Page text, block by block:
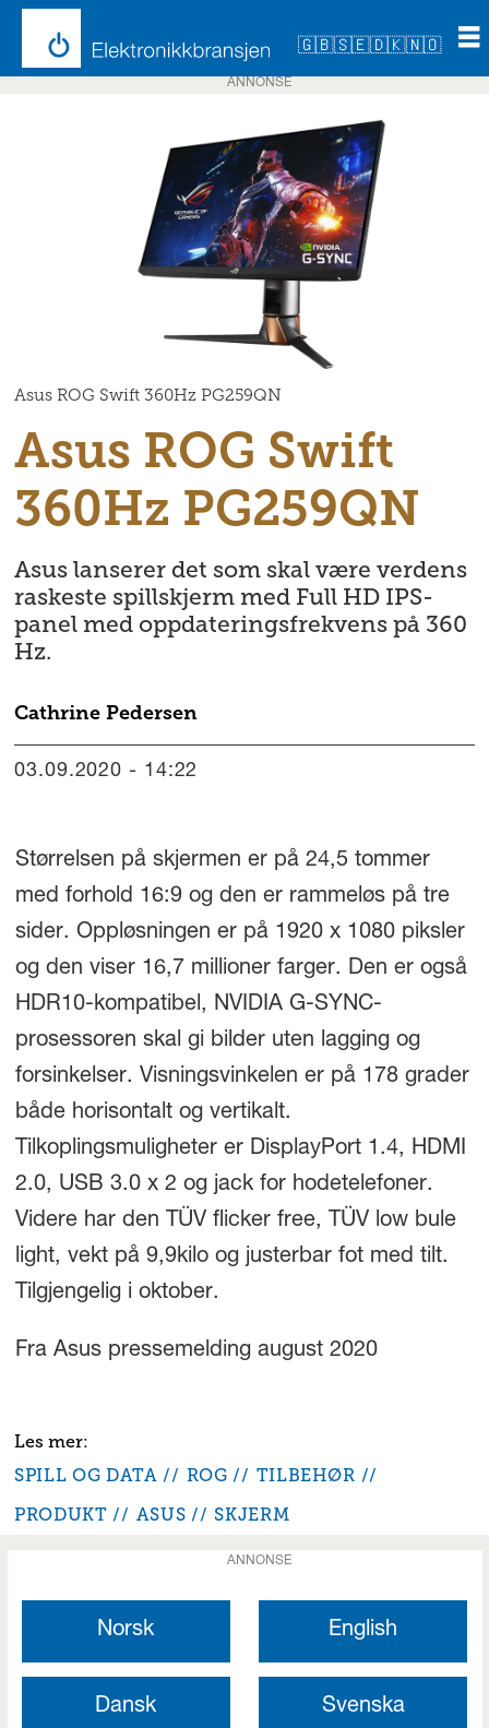
🇬🇧🇸🇪🇩🇰🇳🇴
ANNONSE
Asus ROG Swift 360Hz PG259QN
Asus ROG Swift
360Hz PG259QN
Asus lanserer det som skal være verdens
raskeste spillskjerm med Full HD IPS-
panel med oppdateringsfrekvens på 360
Hz.
Cathrine Pedersen
03.09.2020 - 14:22
Størrelsen på skjermen er på 24,5 tommer
med forhold 16:9 og den er rammeløs på tre
sider. Oppløsningen er på 1920 x 1080 piksler
og den viser 16,7 millioner farger. Den er også
HDR10-kompatibel, NVIDIA G-SYNC-
prosessoren skal gi bilder uten lagging og
forsinkelser. Visningsvinkelen er på 178 grader
både horisontalt og vertikalt.
Tilkoplingsmuligheter er DisplayPort 1.4, HDMI
2.0, USB 3.0 x 2 og jack for hodetelefoner.
Videre har den TÜV flicker free, TÜV low bule
light, vekt på 9,9kilo og justerbar fot med tilt.
Tilgjengelig i oktober.
Fra Asus pressemelding august 2020
SPILL OG DATA ROG
TILBEHØR
PRODUKT
ASUS SKJERM
ANNONSE
Norsk English
Dansk Svenska